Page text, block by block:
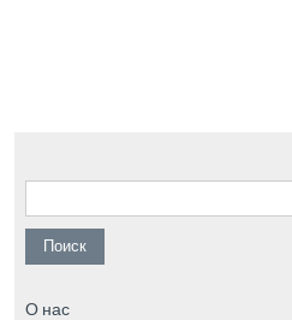
Найти:
О нас